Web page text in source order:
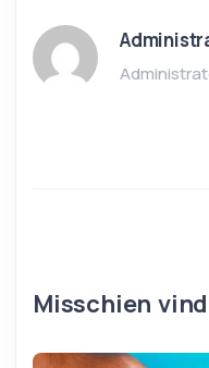
Misschien